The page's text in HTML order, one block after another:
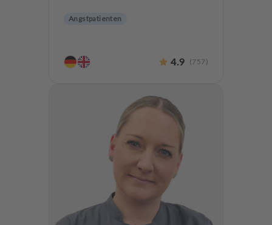
Angstpatienten
4.9 (757 )